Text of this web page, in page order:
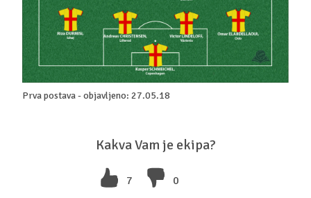
Kakva Vam je ekipa?
7 0
Prva postava - objavljeno: 27.05.18